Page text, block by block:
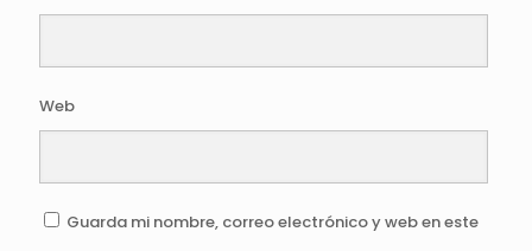
Web
Guarda mi nombre, correo electrónico y web en este